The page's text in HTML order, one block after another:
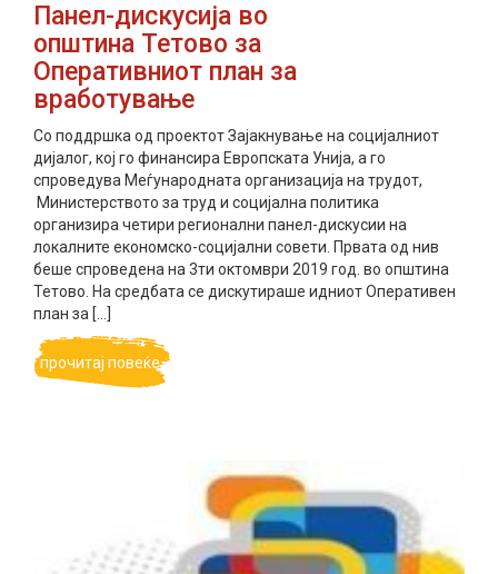
Панел-дискусија во
општина Тетово за
Оперативниот план за
вработување
Со поддршка од проектот Зајакнување на социјалниот
дијалог, кој го финансира Европската Унија, а го
спроведува Меѓународната организација на трудот,
Министерството за труд и социјална политика
организира четири регионални панел-дискусии на
локалните економско-социјални совети. Првата од нив
беше спроведена на 3ти октомври 2019 год. во општина
Тетово. На средбата се дискутираше идниот Оперативен
план за […]
прочитај повеќе